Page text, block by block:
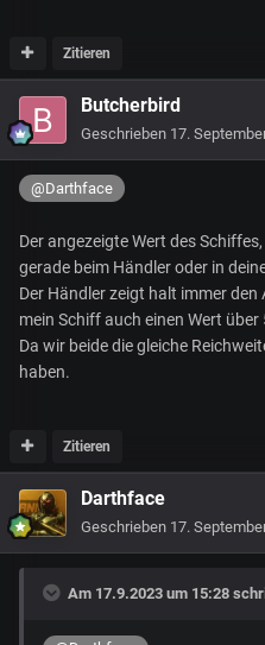
Zitieren
Butcherbird
Geschrieben 17.
@Darthface
Der angezeigte Wert des
gerade beim Händler oder in
Der Händler zeigt halt immer
mein Schiff auch einen Wert über
Da wir beide die gleiche
haben.
Zitieren
Darthface
Geschrieben 17.
Am 17.9.2023 um 15:28